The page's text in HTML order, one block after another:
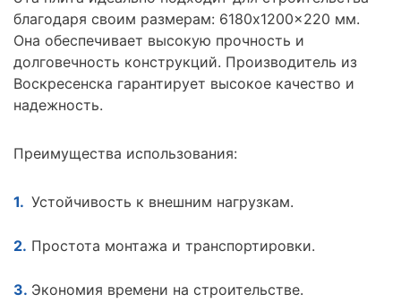
благодаря своим размерам: 6180x1200x220 мм.
Она обеспечивает высокую прочность и
долговечность конструкций. Производитель из
Воскресенска гарантирует высокое качество и
надежность.
Преимущества использования:
Устойчивость к внешним нагрузкам.
Простота монтажа и транспортировки.
Экономия времени на строительстве.